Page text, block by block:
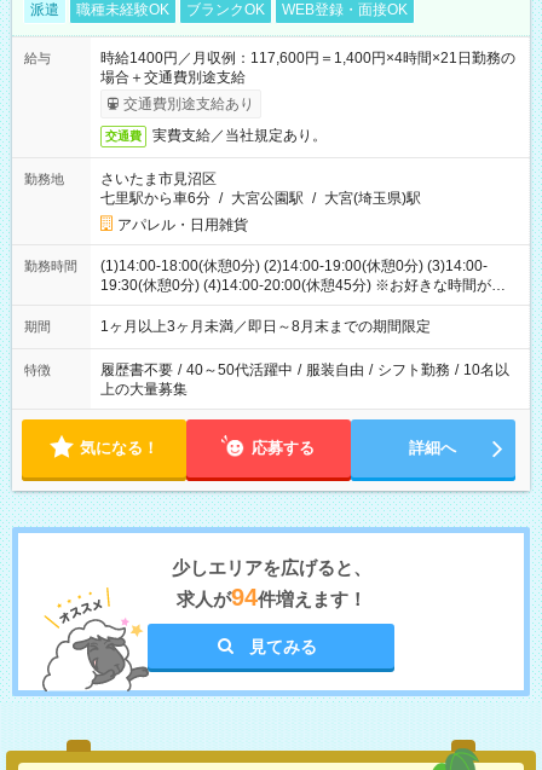
派遣 職種未経験OK ブランクOK WEB登録・面接OK
給与
時給1400円／月収例：117,600円＝1,400円×4時間×21日勤務の
場合＋交通費別途支給
交通費別途支給あり
交通費 実費支給／当社規定あり。
勤務地
さいたま市見沼区
七里駅から車6分 / 大宮公園駅 / 大宮(埼玉県)駅
アパレル・日用雑貨
勤務時間
(1)14:00-18:00(休憩0分) (2)14:00-19:00(休憩0分) (3)14:00-
19:30(休憩0分) (4)14:00-20:00(休憩45分) ※お好きな時間が選べ
ます
期間 1ヶ月以上3ヶ月未満／即日～8月末までの期間限定
特徴 履歴書不要 / 40～50代活躍中 / 服装自由 / シフト勤務 / 10名以
上の大量募集
気になる！ 応募する 詳細へ
少しエリアを広げると、
求人が94件増えます！
見てみる